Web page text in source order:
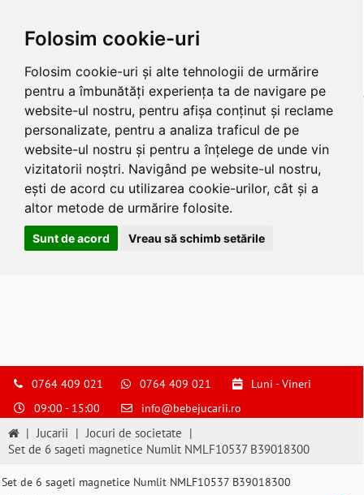
Folosim cookie-uri
Folosim cookie-uri și alte tehnologii de urmărire
pentru a îmbunătăți experiența ta de navigare pe
website-ul nostru, pentru afișa conținut și reclame
personalizate, pentru a analiza traficul de pe
website-ul nostru și pentru a înțelege de unde vin
vizitatorii noștri. Navigând pe website-ul nostru,
ești de acord cu utilizarea cookie-urilor, cât și a
altor metode de urmărire folosite.
Sunt de acord Vreau să schimb setările
0764 409 021 0764 409 021
Luni - Vineri
09:00 - 15:00
info@bebejucarii.ro
| Jucarii | Jocuri de societate |
Set de 6 sageti magnetice Numlit NMLF10537 B39018300
Set de 6 sageti magnetice Numlit NMLF10537 B39018300